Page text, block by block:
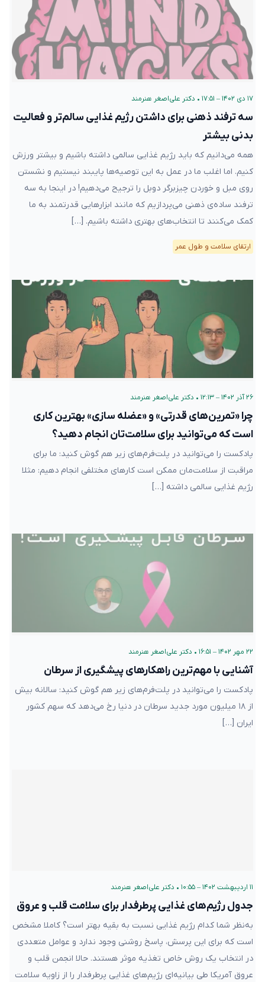
۱۷ دی ۱۴۰۲ – ۱۷:۵۱ • دکتر علی‌اصغر هنرمند
سه ترفند ذهنی برای داشتن رژیم غذایی سالم‌تر و فعالیت
بدنی بیشتر
همه می‌دانیم که باید رژیم غذایی سالمی داشته باشیم و بیشتر ورزش
کنیم. اما اغلب ما در عمل به این توصیه‌ها پایبند نیستیم و نشستن
روی مبل و خوردن چیزبرگر دوبل را ترجیح می‌دهیم! در اینجا به سه
ترفند ساده‌ی ذهنی می‌پردازیم که مانند ابزارهایی قدرتمند به ما
کمک می‌کنند تا انتخاب‌های بهتری داشته باشیم. […]
ارتقای سلامت و طول عمر
۲۶ آذر ۱۴۰۲ – ۱۲:۱۳ • دکتر علی‌اصغر هنرمند
چرا «تمرین‌های قدرتی» و «عضله سازی» بهترین کاری
است که می‌توانید برای سلامت‌تان انجام دهید؟
پادکست را می‌توانید در پلت‌فرم‌های زیر هم گوش کنید: ما برای
مراقبت از سلامت‌مان ممکن است کارهای مختلفی انجام دهیم: مثلا
رژیم غذایی سالمی داشته […]
۲۲ مهر ۱۴۰۲ – ۱۶:۵۱ • دکتر علی‌اصغر هنرمند
آشنایی با مهم‌ترین راهکارهای پیشگیری از سرطان
پادکست را می‌توانید در پلت‌فرم‌های زیر هم گوش کنید: سالانه بیش
از ۱۸ میلیون مورد جدید سرطان در دنیا رخ می‌دهد که سهم کشور
ایران […]
۱۱ اردیبهشت ۱۴۰۲ – ۱۰:۵۵ • دکتر علی‌اصغر هنرمند
جدول رژیم‌های غذایی پرطرفدار برای سلامت قلب و عروق
به‌نظر شما کدام رژیم غذایی نسبت به بقیه بهتر است؟ کاملا مشخص
است که برای این پرسش، پاسخ روشنی وجود ندارد و عوامل متعددی
در انتخاب یک روش خاص تغذیه موثر هستند. حالا انجمن قلب‌ و
عروق آمریکا طی بیانیه‌ای رژیم‌های غذایی پرطرفدار را از زاویه سلامت